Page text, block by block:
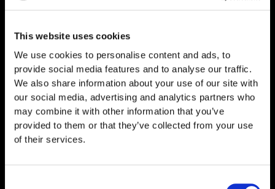
This website uses cookies
We use cookies to personalise content and ads, to
provide social media features and to analyse our traffic.
We also share information about your use of our site with
our social media, advertising and analytics partners who
may combine it with other information that you’ve
provided to them or that they’ve collected from your use
of their services.